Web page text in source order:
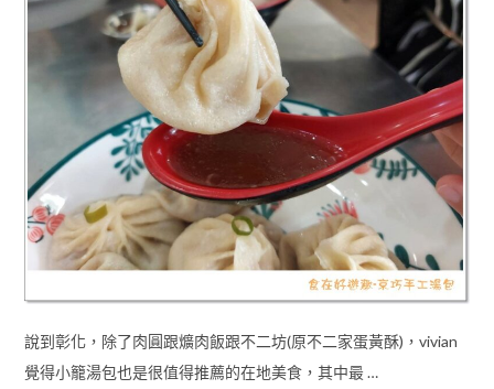
說到彰化，除了肉圓跟爌肉飯跟不二坊(原不二家蛋黃酥)，vivian
覺得小籠湯包也是很值得推薦的在地美食，其中最 …